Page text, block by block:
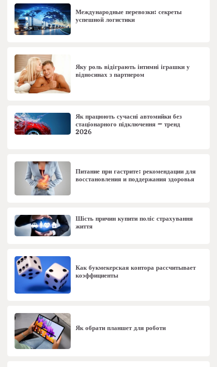
Международные перевозки: секреты
успешной логистики
Яку роль відіграють інтимні іграшки у
відносинах з партнером
Як працюють сучасні автомийки без
стаціонарного підключення – тренд
2026
Питание при гастрите: рекомендации для
восстановления и поддержания здоровья
Шість причин купити поліс страхування
життя
Как букмекерская контора рассчитывает
коэффициенты
Як обрати планшет для роботи